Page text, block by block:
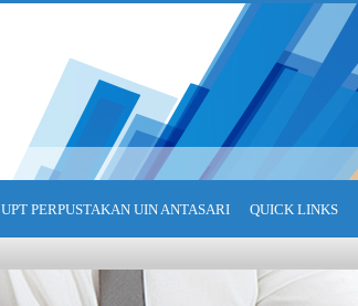
UPT PERPUSTAKAN UIN ANTASARI QUICK LINKS